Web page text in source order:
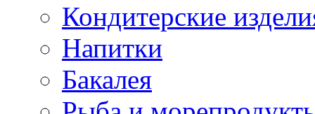
Кондитерские
Напитки
Бакалея